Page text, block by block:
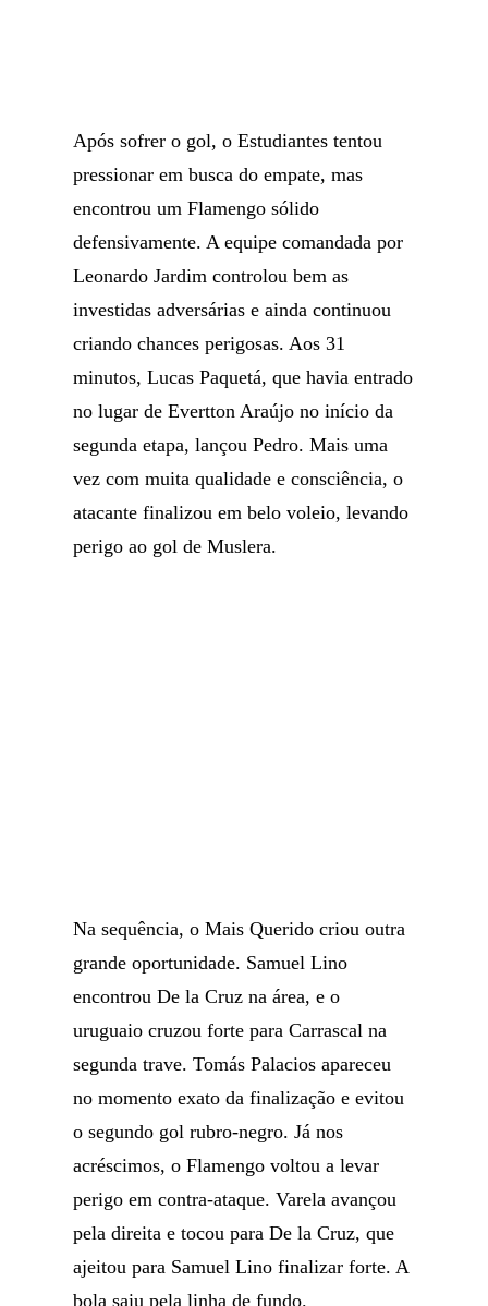
Após sofrer o gol, o Estudiantes tentou
pressionar em busca do empate, mas
encontrou um Flamengo sólido
defensivamente. A equipe comandada por
Leonardo Jardim controlou bem as
investidas adversárias e ainda continuou
criando chances perigosas. Aos 31
minutos, Lucas Paquetá, que havia entrado
no lugar de Evertton Araújo no início da
segunda etapa, lançou Pedro. Mais uma
vez com muita qualidade e consciência, o
atacante finalizou em belo voleio, levando
perigo ao gol de Muslera.
Na sequência, o Mais Querido criou outra
grande oportunidade. Samuel Lino
encontrou De la Cruz na área, e o
uruguaio cruzou forte para Carrascal na
segunda trave. Tomás Palacios apareceu
no momento exato da finalização e evitou
o segundo gol rubro-negro. Já nos
acréscimos, o Flamengo voltou a levar
perigo em contra-ataque. Varela avançou
pela direita e tocou para De la Cruz, que
ajeitou para Samuel Lino finalizar forte. A
bola saiu pela linha de fundo.